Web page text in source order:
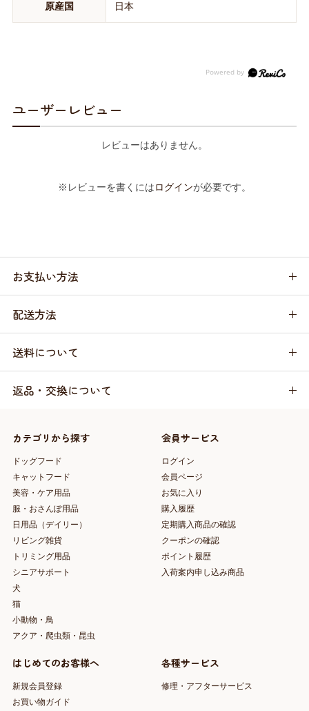
原産国 日本
ユーザーレビュー
レビューはありません。
※レビューを書くにはログインが必要です。
お支払い方法
配送方法
送料について
返品・交換について
カテゴリから探す
ドッグフード
キャットフード
美容・ケア用品
服・おさんぽ用品
日用品（デイリー）
リビング雑貨
トリミング用品
シニアサポート
犬
猫
小動物・鳥
アクア・爬虫類・昆虫
会員サービス
ログイン
会員ページ
お気に入り
購入履歴
定期購入商品の確認
クーポンの確認
ポイント履歴
入荷案内申し込み商品
はじめてのお客様へ
新規会員登録
お買い物ガイド
各種サービス
修理・アフターサービス